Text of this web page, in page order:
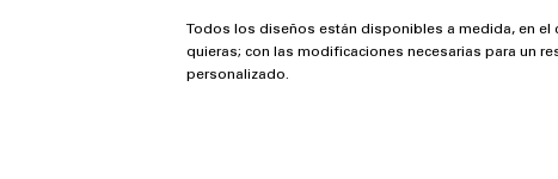
Todos los diseños están disponibles a medida, en el
quieras; con las modificaciones necesarias para un
personalizado.